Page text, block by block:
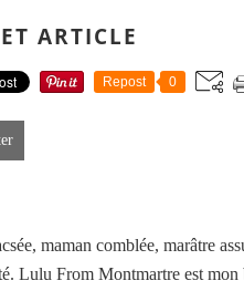
ARTICLE
Repost 0
maman comblée, marâtre
Lulu From Montmartre est